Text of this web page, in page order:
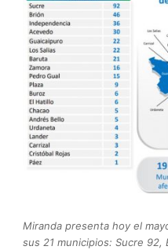
Miranda presenta hoy el
sus 21 municipios: Sucre 92,